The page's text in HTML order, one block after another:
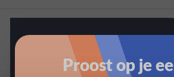
Proost op je